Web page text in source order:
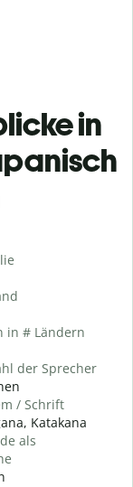
in
in # Ländern
der Sprecher
/ Schrift
Katakana
als